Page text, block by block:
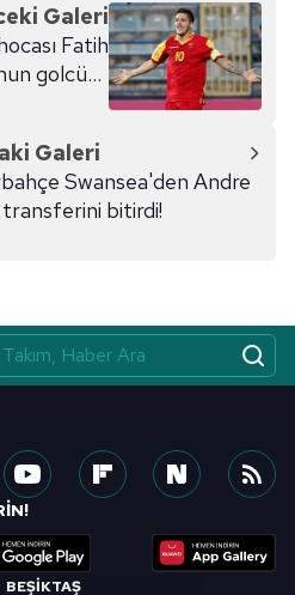
Galeri
Fatih
golcüsü
Galeri
Swansea'den Andre
bitirdi!
BEŞİKTAŞ